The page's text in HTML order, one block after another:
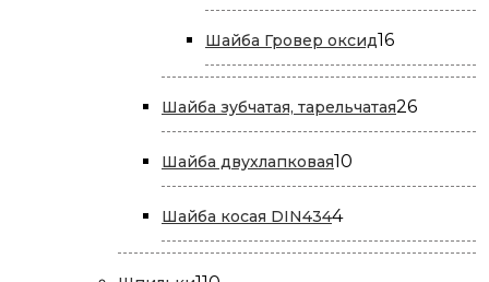
товаров
Шайба Гровер оксид1616
товаров
Шайба зубчатая, тарельчатая2626
товаров
Шайба двухлапковая10
товаров
Шайба косая DIN43444
товара